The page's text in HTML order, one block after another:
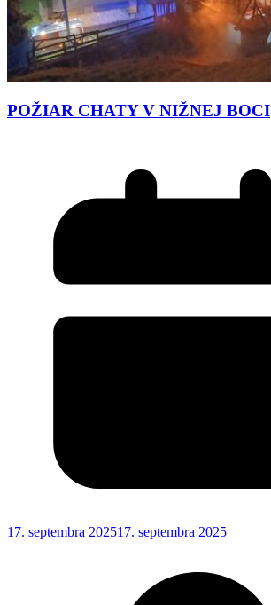
POŽIAR CHATY V NIŽNEJ BOCI
17. septembra 202517. septembra 2025